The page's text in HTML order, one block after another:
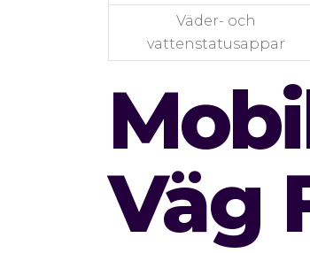
Väder- och
vattenstatusappar
Väg